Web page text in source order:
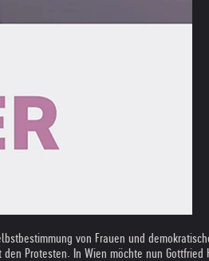
von Frauen und
Protesten. In Wien möchte nun